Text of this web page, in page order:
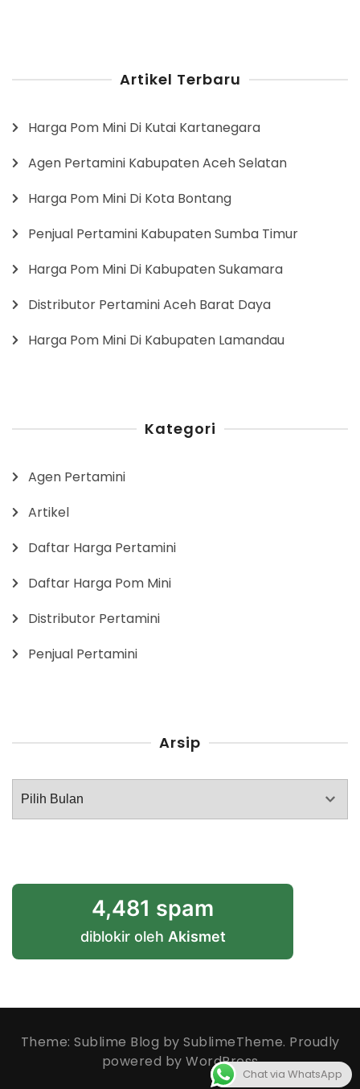
Artikel Terbaru
Harga Pom Mini Di Kutai Kartanegara
Agen Pertamini Kabupaten Aceh Selatan
Harga Pom Mini Di Kota Bontang
Penjual Pertamini Kabupaten Sumba Timur
Harga Pom Mini Di Kabupaten Sukamara
Distributor Pertamini Aceh Barat Daya
Harga Pom Mini Di Kabupaten Lamandau
Kategori
Agen Pertamini
Artikel
Daftar Harga Pertamini
Daftar Harga Pom Mini
Distributor Pertamini
Penjual Pertamini
Arsip
Arsip
4,481 spam
diblokir oleh Akismet
Theme: Sublime Blog by SublimeTheme. Proudly
powered by WordPress
Chat via WhatsApp